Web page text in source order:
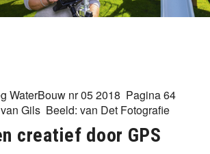
WaterBouw nr 05 2018 Pagina 64
Gils Beeld: van Det Fotografie
creatief door GPS